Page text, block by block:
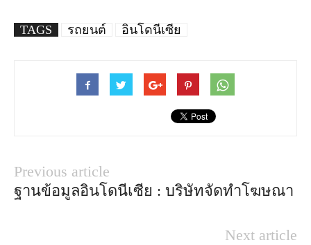
TAGS รถยนต์ อินโดนีเซีย
Previous article
ฐานข้อมูลอินโดนีเซีย : บริษัทจัดทำโฆษณา
Next article